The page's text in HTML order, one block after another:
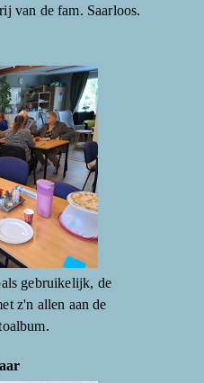
van de fam. Saarloos.
gebruikelijk, de
z'n allen aan de